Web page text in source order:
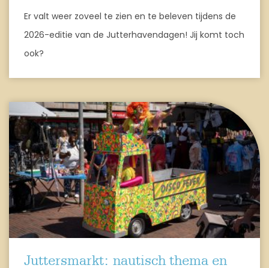
Er valt weer zoveel te zien en te beleven tijdens de
2026-editie van de Jutterhavendagen! Jij komt toch
ook?
Juttersmarkt: nautisch thema en